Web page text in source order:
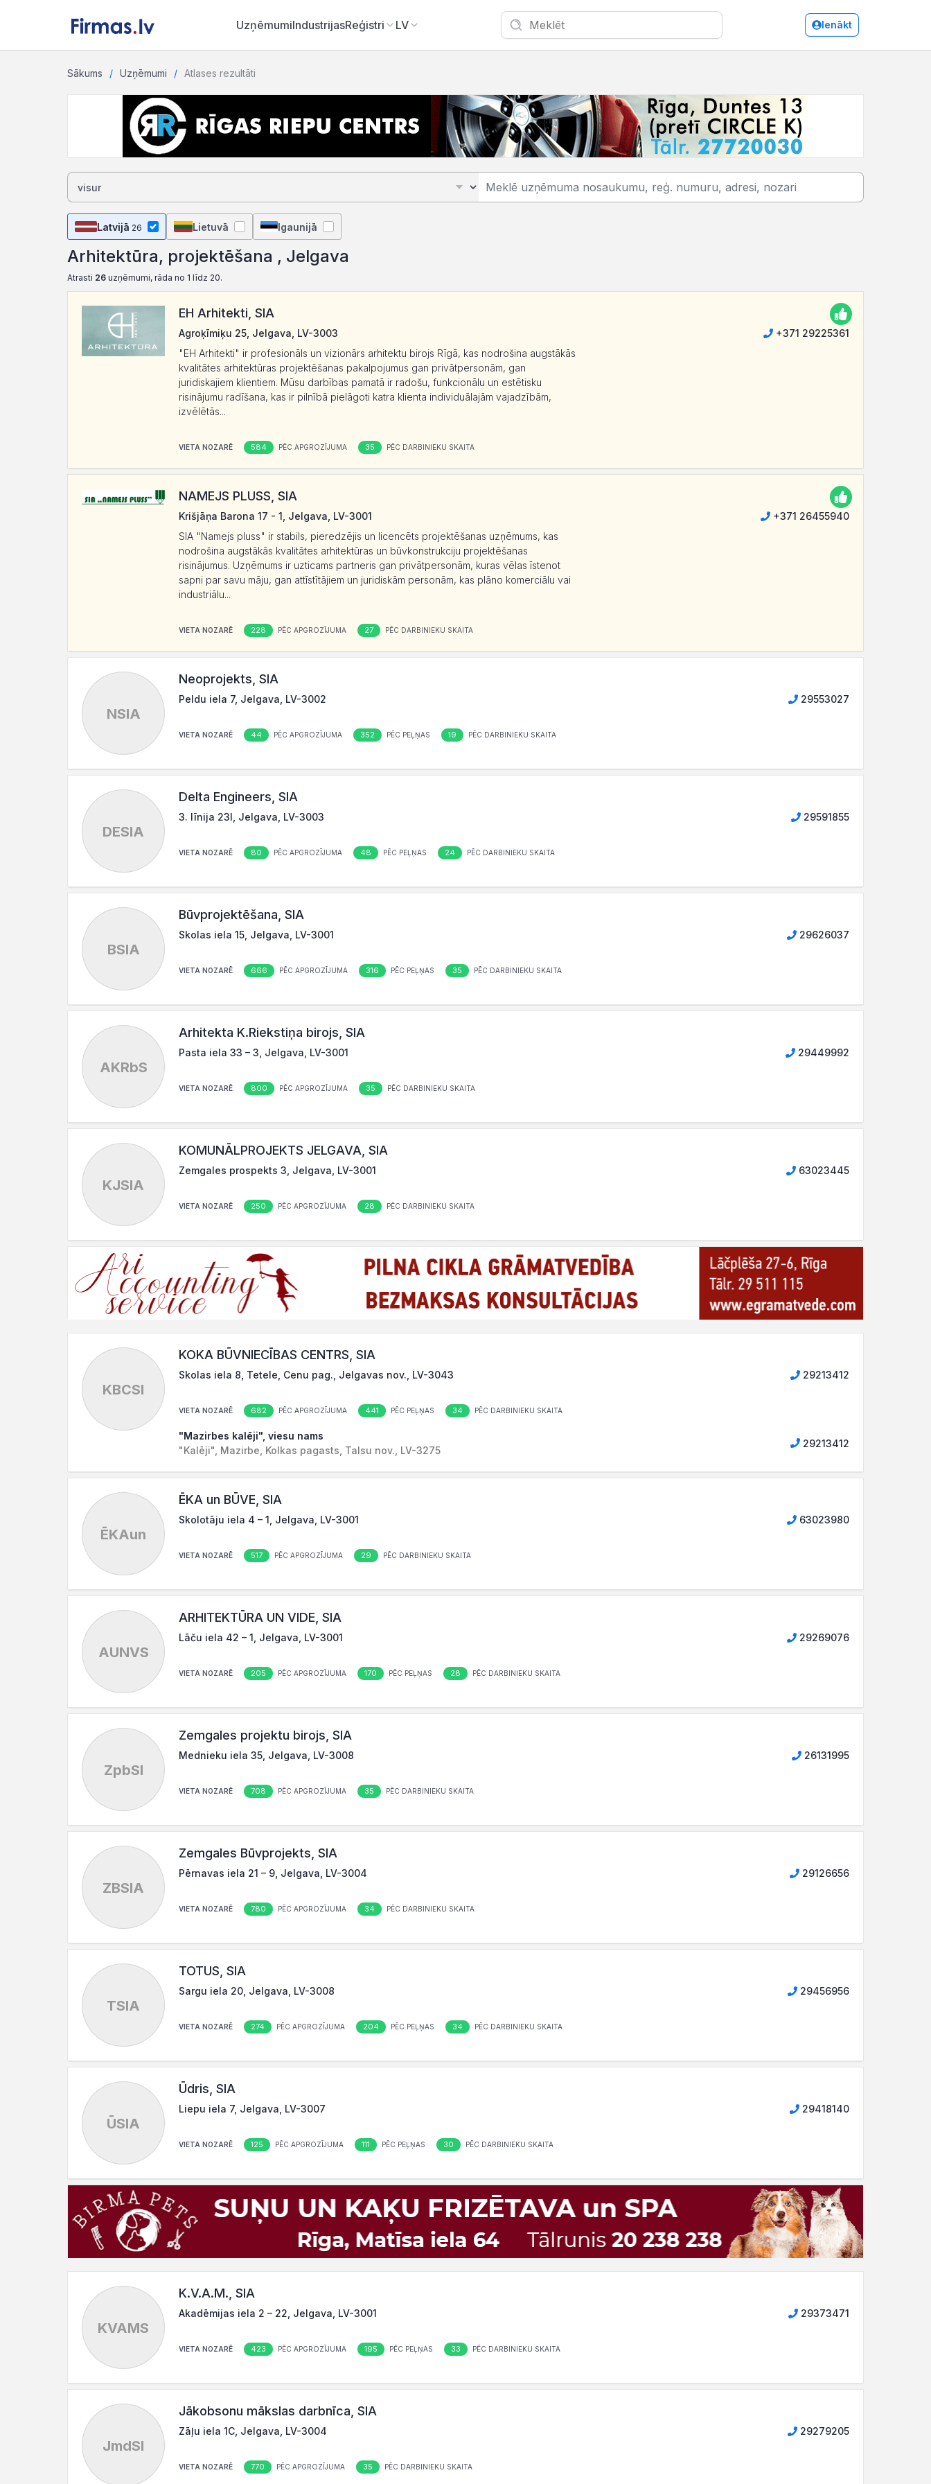
UzņēmumiIndustrijasReģistri LV Ienākt
Sākums Uzņēmumi Atlases rezultāti
Jelgava/Arhitektūra, projektēšana
Latvijā 26 Lietuvā Igaunijā
Arhitektūra, projektēšana , Jelgava
Atrasti 26 uzņēmumi, rāda no 1 līdz 20.
EH Arhitekti, SIA
Agroķīmiķu 25, Jelgava, LV-3003
+371 29225361
"EH Arhitekti" ir profesionāls un vizionārs arhitektu birojs Rīgā, kas nodrošina augstākās
kvalitātes arhitektūras projektēšanas pakalpojumus gan privātpersonām, gan
juridiskajiem klientiem. Mūsu darbības pamatā ir radošu, funkcionālu un estētisku
risinājumu radīšana, kas ir pilnībā pielāgoti katra klienta individuālajām vajadzībām,
izvēlētās...
VIETA NOZARĒ 584 PĒC APGROZĪJUMA 35 PĒC DARBINIEKU SKAITA
NAMEJS PLUSS, SIA
Krišjāņa Barona 17 - 1, Jelgava, LV-3001
+371 26455940
SIA "Namejs pluss" ir stabils, pieredzējis un licencēts projektēšanas uzņēmums, kas
nodrošina augstākās kvalitātes arhitektūras un būvkonstrukciju projektēšanas
risinājumus. Uzņēmums ir uzticams partneris gan privātpersonām, kuras vēlas īstenot
sapni par savu māju, gan attīstītājiem un juridiskām personām, kas plāno komerciālu vai
industriālu...
VIETA NOZARĒ 228 PĒC APGROZĪJUMA 27 PĒC DARBINIEKU SKAITA
NSIA
Neoprojekts, SIA
Peldu iela 7, Jelgava, LV-3002 29553027
VIETA NOZARĒ 44 PĒC APGROZĪJUMA 352 PĒC PEĻŅAS 19 PĒC DARBINIEKU SKAITA
DESIA
Delta Engineers, SIA
3. līnija 23I, Jelgava, LV-3003 29591855
VIETA NOZARĒ 80 PĒC APGROZĪJUMA 48 PĒC PEĻŅAS 24 PĒC DARBINIEKU SKAITA
BSIA
Būvprojektēšana, SIA
Skolas iela 15, Jelgava, LV-3001 29626037
VIETA NOZARĒ 666 PĒC APGROZĪJUMA 316 PĒC PEĻŅAS 35 PĒC DARBINIEKU SKAITA
AKRbS
Arhitekta K.Riekstiņa birojs, SIA
Pasta iela 33 – 3, Jelgava, LV-3001 29449992
VIETA NOZARĒ 800 PĒC APGROZĪJUMA 35 PĒC DARBINIEKU SKAITA
KJSIA
KOMUNĀLPROJEKTS JELGAVA, SIA
Zemgales prospekts 3, Jelgava, LV-3001 63023445
VIETA NOZARĒ 250 PĒC APGROZĪJUMA 28 PĒC DARBINIEKU SKAITA
KBCSI
KOKA BŪVNIECĪBAS CENTRS, SIA
Skolas iela 8, Tetele, Cenu pag., Jelgavas nov., LV-3043 29213412
VIETA NOZARĒ 682 PĒC APGROZĪJUMA 441 PĒC PEĻŅAS 34 PĒC DARBINIEKU SKAITA
"Mazirbes kalēji", viesu nams
"Kalēji", Mazirbe, Kolkas pagasts, Talsu nov., LV-3275
29213412
ĒKAun
ĒKA un BŪVE, SIA
Skolotāju iela 4 – 1, Jelgava, LV-3001 63023980
VIETA NOZARĒ 517 PĒC APGROZĪJUMA 29 PĒC DARBINIEKU SKAITA
AUNVS
ARHITEKTŪRA UN VIDE, SIA
Lāču iela 42 – 1, Jelgava, LV-3001 29269076
VIETA NOZARĒ 205 PĒC APGROZĪJUMA 170 PĒC PEĻŅAS 28 PĒC DARBINIEKU SKAITA
ZpbSI
Zemgales projektu birojs, SIA
Mednieku iela 35, Jelgava, LV-3008 26131995
VIETA NOZARĒ 708 PĒC APGROZĪJUMA 35 PĒC DARBINIEKU SKAITA
ZBSIA
Zemgales Būvprojekts, SIA
Pērnavas iela 21 – 9, Jelgava, LV-3004 29126656
VIETA NOZARĒ 780 PĒC APGROZĪJUMA 34 PĒC DARBINIEKU SKAITA
TSIA
TOTUS, SIA
Sargu iela 20, Jelgava, LV-3008 29456956
VIETA NOZARĒ 274 PĒC APGROZĪJUMA 204 PĒC PEĻŅAS 34 PĒC DARBINIEKU SKAITA
ŪSIA
Ūdris, SIA
Liepu iela 7, Jelgava, LV-3007 29418140
VIETA NOZARĒ 125 PĒC APGROZĪJUMA 111 PĒC PEĻŅAS 30 PĒC DARBINIEKU SKAITA
KVAMS
K.V.A.M., SIA
Akadēmijas iela 2 – 22, Jelgava, LV-3001 29373471
VIETA NOZARĒ 423 PĒC APGROZĪJUMA 195 PĒC PEĻŅAS 33 PĒC DARBINIEKU SKAITA
JmdSI
Jākobsonu mākslas darbnīca, SIA
Zāļu iela 1C, Jelgava, LV-3004 29279205
VIETA NOZARĒ 770 PĒC APGROZĪJUMA 35 PĒC DARBINIEKU SKAITA